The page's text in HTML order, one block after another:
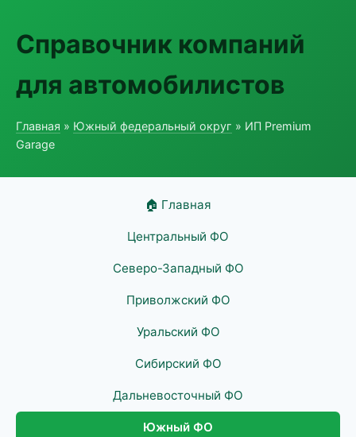
Справочник компаний
для автомобилистов
Главная » Южный федеральный округ » ИП Premium
Garage
🏠 Главная
Центральный ФО
Северо-Западный ФО
Приволжский ФО
Уральский ФО
Сибирский ФО
Дальневосточный ФО
Южный ФО